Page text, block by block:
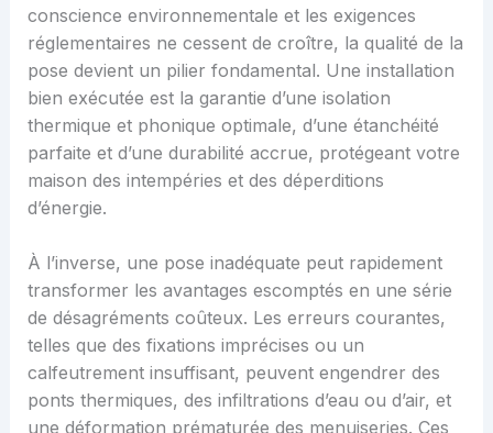
conscience environnementale et les exigences
réglementaires ne cessent de croître, la qualité de la
pose devient un pilier fondamental. Une installation
bien exécutée est la garantie d’une isolation
thermique et phonique optimale, d’une étanchéité
parfaite et d’une durabilité accrue, protégeant votre
maison des intempéries et des déperditions
d’énergie.
À l’inverse, une pose inadéquate peut rapidement
transformer les avantages escomptés en une série
de désagréments coûteux. Les erreurs courantes,
telles que des fixations imprécises ou un
calfeutrement insuffisant, peuvent engendrer des
ponts thermiques, des infiltrations d’eau ou d’air, et
une déformation prématurée des menuiseries. Ces